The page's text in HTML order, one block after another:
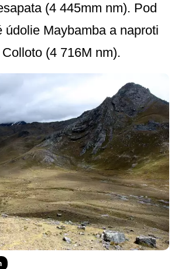
(4 445mm nm). Pod
údolie Maybamba a naproti
(4 716M nm).